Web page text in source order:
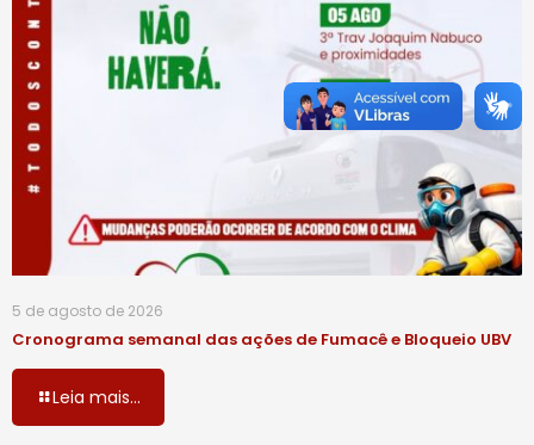
5 de agosto de 2026
Cronograma semanal das ações de Fumacê e Bloqueio UBV
Leia mais...